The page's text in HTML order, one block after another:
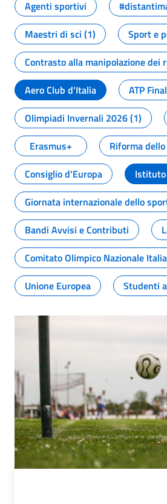
Agenti sportivi
Maestri di sci (1)
Sport e
Contrasto alla manipolazione
Aero Club d'Italia
ATP
Olimpiadi Invernali 2026 (1)
Erasmus+
Riforma
Consiglio d'Europa
Giornata internazionale dello
Bandi Avvisi e Contributi
Comitato Olimpico Nazionale
Unione Europea
Studenti